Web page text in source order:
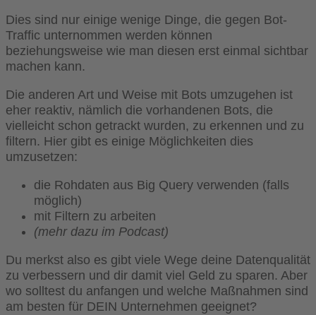
Dies sind nur einige wenige Dinge, die gegen Bot-
Traffic unternommen werden können
beziehungsweise wie man diesen erst einmal sichtbar
machen kann.
Die anderen Art und Weise mit Bots umzugehen ist
eher reaktiv, nämlich die vorhandenen Bots, die
vielleicht schon getrackt wurden, zu erkennen und zu
filtern. Hier gibt es einige Möglichkeiten dies
umzusetzen:
die Rohdaten aus Big Query verwenden (falls
möglich)
mit Filtern zu arbeiten
(mehr dazu im Podcast)
Du merkst also es gibt viele Wege deine Datenqualität
zu verbessern und dir damit viel Geld zu sparen. Aber
wo solltest du anfangen und welche Maßnahmen sind
am besten für DEIN Unternehmen geeignet?